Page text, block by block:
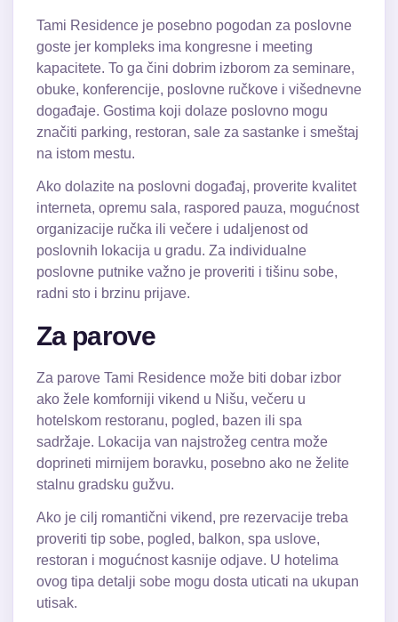
Tami Residence je posebno pogodan za poslovne
goste jer kompleks ima kongresne i meeting
kapacitete. To ga čini dobrim izborom za seminare,
obuke, konferencije, poslovne ručkove i višednevne
događaje. Gostima koji dolaze poslovno mogu
značiti parking, restoran, sale za sastanke i smeštaj
na istom mestu.
Ako dolazite na poslovni događaj, proverite kvalitet
interneta, opremu sala, raspored pauza, mogućnost
organizacije ručka ili večere i udaljenost od
poslovnih lokacija u gradu. Za individualne
poslovne putnike važno je proveriti i tišinu sobe,
radni sto i brzinu prijave.
Za parove
Za parove Tami Residence može biti dobar izbor
ako žele komforniji vikend u Nišu, večeru u
hotelskom restoranu, pogled, bazen ili spa
sadržaje. Lokacija van najstrožeg centra može
doprineti mirnijem boravku, posebno ako ne želite
stalnu gradsku gužvu.
Ako je cilj romantični vikend, pre rezervacije treba
proveriti tip sobe, pogled, balkon, spa uslove,
restoran i mogućnost kasnije odjave. U hotelima
ovog tipa detalji sobe mogu dosta uticati na ukupan
utisak.